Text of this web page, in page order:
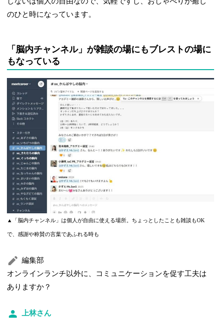
のひと時になっています。
「脳内チャンネル」が雑談の場にもブレストの場に
もなっている
▲「脳内チャンネル」は個人が自由に使える場所。ちょっとしたことも雑談もOK
で、感謝や称賛の言葉であふれる時も
編集部
オンラインランチ以外に、コミュニケーションを促す工夫は
ありますか？
上林さん